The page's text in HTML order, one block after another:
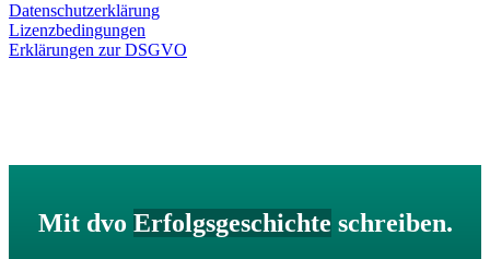
Datenschutzerklärung
Lizenzbedingungen
Erklärungen zur DSGVO
Mit dvo Erfolgsgeschichte schreiben.